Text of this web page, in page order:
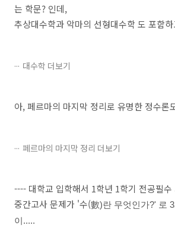
는 학문? 인데,
추상대수학과 악마의 선형대수학 도 포함
대수학 더보기
아, 페르마의 마지막 정리로 유명한 정수론
페르마의 마지막 정리 더보기
---- 대학교 입학해서 1학년 1학기 전공필수
중간고사 문제가 '수(數)란 무엇인가?' 로
이.....